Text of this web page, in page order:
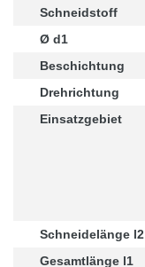
Schneidstoff
Ø d1
Beschichtung
Drehrichtung
Einsatzgebiet
Schneidelänge l2
Gesamtlänge l1